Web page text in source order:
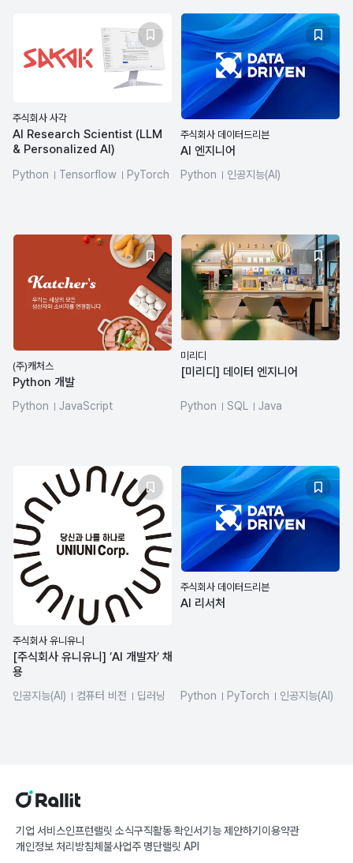
주식회사 사각
AI Research Scientist (LLM
& Personalized AI)
Python Tensorflow
PyTorch
주식회사 데이터드리븐
AI 엔지니어
Python 인공지능(AI)
(주)캐처스
Python 개발
Python
JavaScript
미리디
[미리디] 데이터 엔지니어
Python SQL
Java
주식회사 유니유니
[주식회사 유니유니] ‘AI 개발자’ 채
용
인공지능(AI) 컴퓨터 비전
딥러닝
주식회사 데이터드리븐
AI 리서처
Python PyTorch 인공지능(AI)
기업 서비스인프런랠릿 소식구직활동 확인서기능 제안하기 이용약관
개인정보 처리방침체불사업주 명단랠릿 API